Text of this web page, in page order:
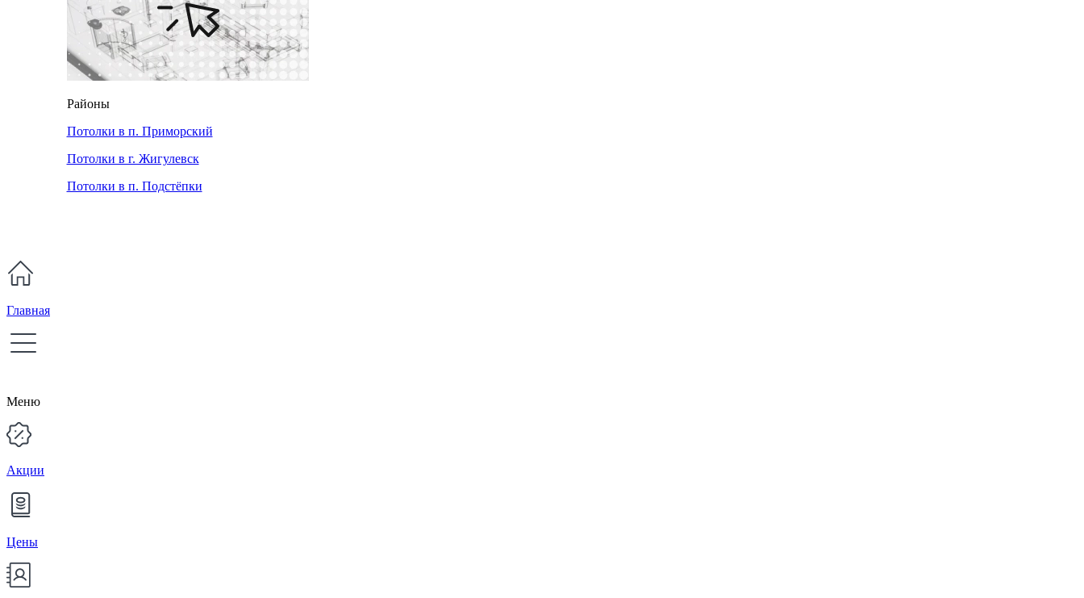
Районы
Потолки в п. Приморский
Потолки в г. Жигулевск
Потолки в п. Подстёпки
Главная
Меню
Акции
Цены